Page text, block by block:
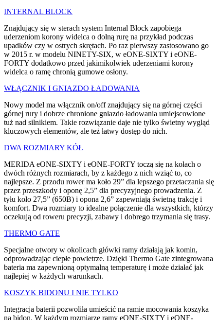
INTERNAL BLOCK
Znajdujący się w sterach system Internal Block zapobiega
uderzeniom korony widelca o dolną rurę na przykład podczas
upadków czy w ostrych skrętach. Po raz pierwszy zastosowano go
w 2015 r. w modelu NINETY-SIX, w eONE-SIXTY i eONE-
FORTY dodatkowo przed jakimikolwiek uderzeniami korony
widelca o ramę chronią gumowe osłony.
WŁĄCZNIK I GNIAZDO ŁADOWANIA
Nowy model ma włącznik on/off znajdujący się na górnej części
górnej rury i dobrze chronione gniazdo ładowania umiejscowione
tuż nad silnikiem. Takie rozwiązanie daje nie tylko świetny wygląd
kluczowych elementów, ale też łatwy dostęp do nich.
DWA ROZMIARY KÓŁ
MERIDA eONE-SIXTY i eONE-FORTY toczą się na kołach o
dwóch różnych rozmiarach, by z każdego z nich wziąć to, co
najlepsze. Z przodu rower ma koło 29” dla lepszego przetaczania się
przez przeszkody i oponę 2,5” dla precyzyjnego prowadzenia. Z
tyłu koło 27,5” (650B) i opona 2,6” zapewniają świetną trakcję i
komfort. Dwa rozmiary to idealne połączenie dla wszystkich, którzy
oczekują od roweru precyzji, zabawy i dobrego trzymania się trasy.
THERMO GATE
Specjalne otwory w okolicach główki ramy działają jak komin,
odprowadzając ciepłe powietrze. Dzięki Thermo Gate zintegrowana
bateria ma zapewnioną optymalną temperaturę i może działać jak
najlepiej w każdych warunkach.
KOSZYK BIDONU I NIE TYLKO
Integracja baterii pozwoliła umieścić na ramie mocowania koszyka
na bidon. W każdym rozmiarze ramy eONE-SIXTY i eONE-